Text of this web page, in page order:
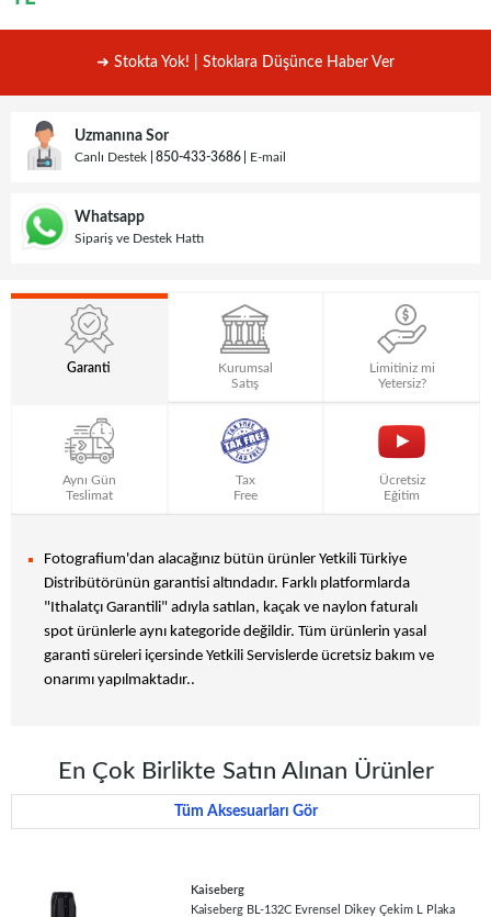
➜ Stokta Yok! | Stoklara Düşünce Haber Ver
Uzmanına Sor
Canlı Destek 850-433-3686 E-mail
Whatsapp
Sipariş ve Destek Hattı
Garanti
Kurumsal
Satış
Limitiniz mi
Yetersiz?
Aynı Gün
Teslimat
Tax
Free
Ücretsiz
Eğitim
Fotografium'dan alacağınız bütün ürünler Yetkili Türkiye
Distribütörünün garantisi altındadır. Farklı platformlarda
"Ithalatçı Garantili" adıyla satılan, kaçak ve naylon faturalı
spot ürünlerle aynı kategoride değildir. Tüm ürünlerin yasal
garanti süreleri içersinde Yetkili Servislerde ücretsiz bakım ve
onarımı yapılmaktadır..
En Çok Birlikte Satın Alınan Ürünler
Tüm Aksesuarları Gör
Kaiseberg
Kaiseberg BL-132C Evrensel Dikey Çekim L Plaka